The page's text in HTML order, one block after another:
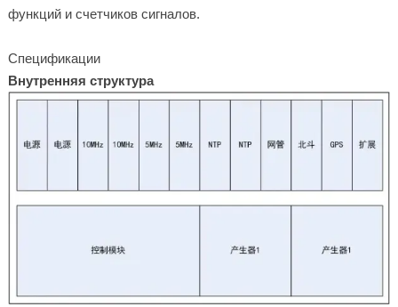
функций и счетчиков сигналов.
Спецификации
Внутренняя структура